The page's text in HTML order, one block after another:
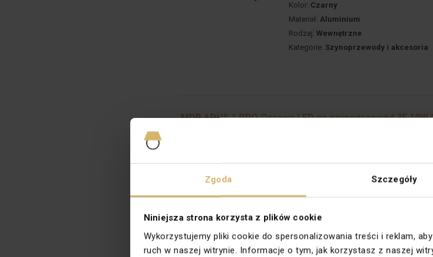
Zgoda Szczegóły
Niniejsza strona korzysta z plików cookie
Wykorzystujemy pliki cookie do spersonalizowania treści i reklam,
ruch w naszej witrynie. Informacje o tym, jak korzystasz z naszej
Kolor: Czarny
Materiał: Aluminium
Rodzaj:Wewnętrzne
Kategorie: Szynoprzewody i akcesoria
MDR APUS 1 PRO Oprawa LED na szynoprzewód 3F 19W
Barwa światła [K]:3500-4800 (naturalna)
Kąt świecenia [°]:
Kategorie:Oprawy do szynoprzewodu